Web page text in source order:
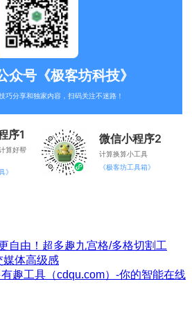
众号《极客坊科技》
巧分享和独家内容，扫码关注不迷路！
序1
算好帮
》
微信小程序2
计算换算小工具
《极客坊工具箱》
自由！超多趣九宫格/多格切割工
媒体高级感
趣工具（cdqu.com）-你的智能在线